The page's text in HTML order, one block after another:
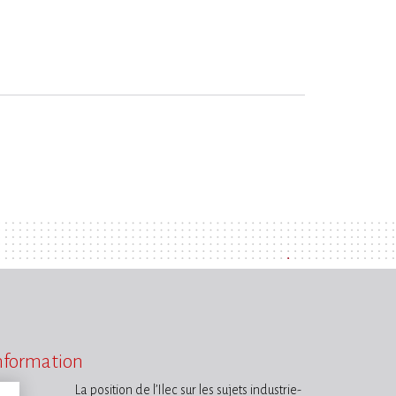
La position de l’Ilec sur les sujets industrie-